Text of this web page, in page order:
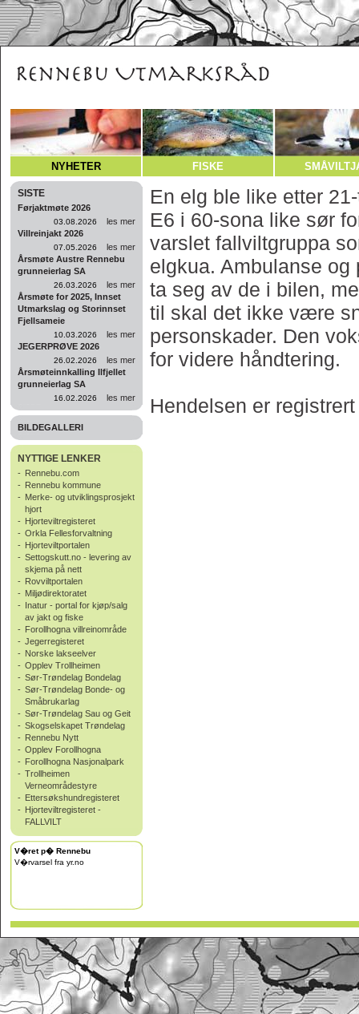
NYHETER FISKE
SISTE
Førjaktmøte 2026
03.08.2026
les mer
Villreinjakt 2026
07.05.2026
les mer
Årsmøte Austre Rennebu
grunneierlag SA
26.03.2026
les mer
Årsmøte for 2025, Innset
Utmarkslag og Storinnset
Fjellsameie
10.03.2026
les mer
JEGERPRØVE 2026
26.02.2026
les mer
Årsmøteinnkalling Ilfjellet
grunneierlag SA
16.02.2026 les mer
BILDEGALLERI
NYTTIGE LENKER
- Rennebu.com
- Rennebu kommune
- Merke- og utviklingsprosjekt
hjort
- Hjorteviltregisteret
- Orkla Fellesforvaltning
- Hjorteviltportalen
- Settogskutt.no - levering av
skjema på nett
- Rovviltportalen
- Miljødirektoratet
- Inatur - portal for kjøp/salg
av jakt og fiske
- Forollhogna villreinområde
- Jegerregisteret
- Norske lakseelver
- Opplev Trollheimen
- Sør-Trøndelag Bondelag
- Sør-Trøndelag Bonde- og
Småbrukarlag
- Sør-Trøndelag Sau og Geit
- Skogselskapet Trøndelag
- Rennebu Nytt
- Opplev Forollhogna
- Forollhogna Nasjonalpark
- Trollheimen
Verneområdestyre
- Ettersøkshundregisteret
- Hjorteviltregisteret -
FALLVILT
V�ret p� Rennebu
V�rvarsel fra yr.no
En elg ble like etter
E6 i 60-sona like sør
varslet fallviltgruppa
elgkua. Ambulanse
ta seg av de i bilen,
til skal det ikke være
personskader. Den
for videre håndtering.
Hendelsen er